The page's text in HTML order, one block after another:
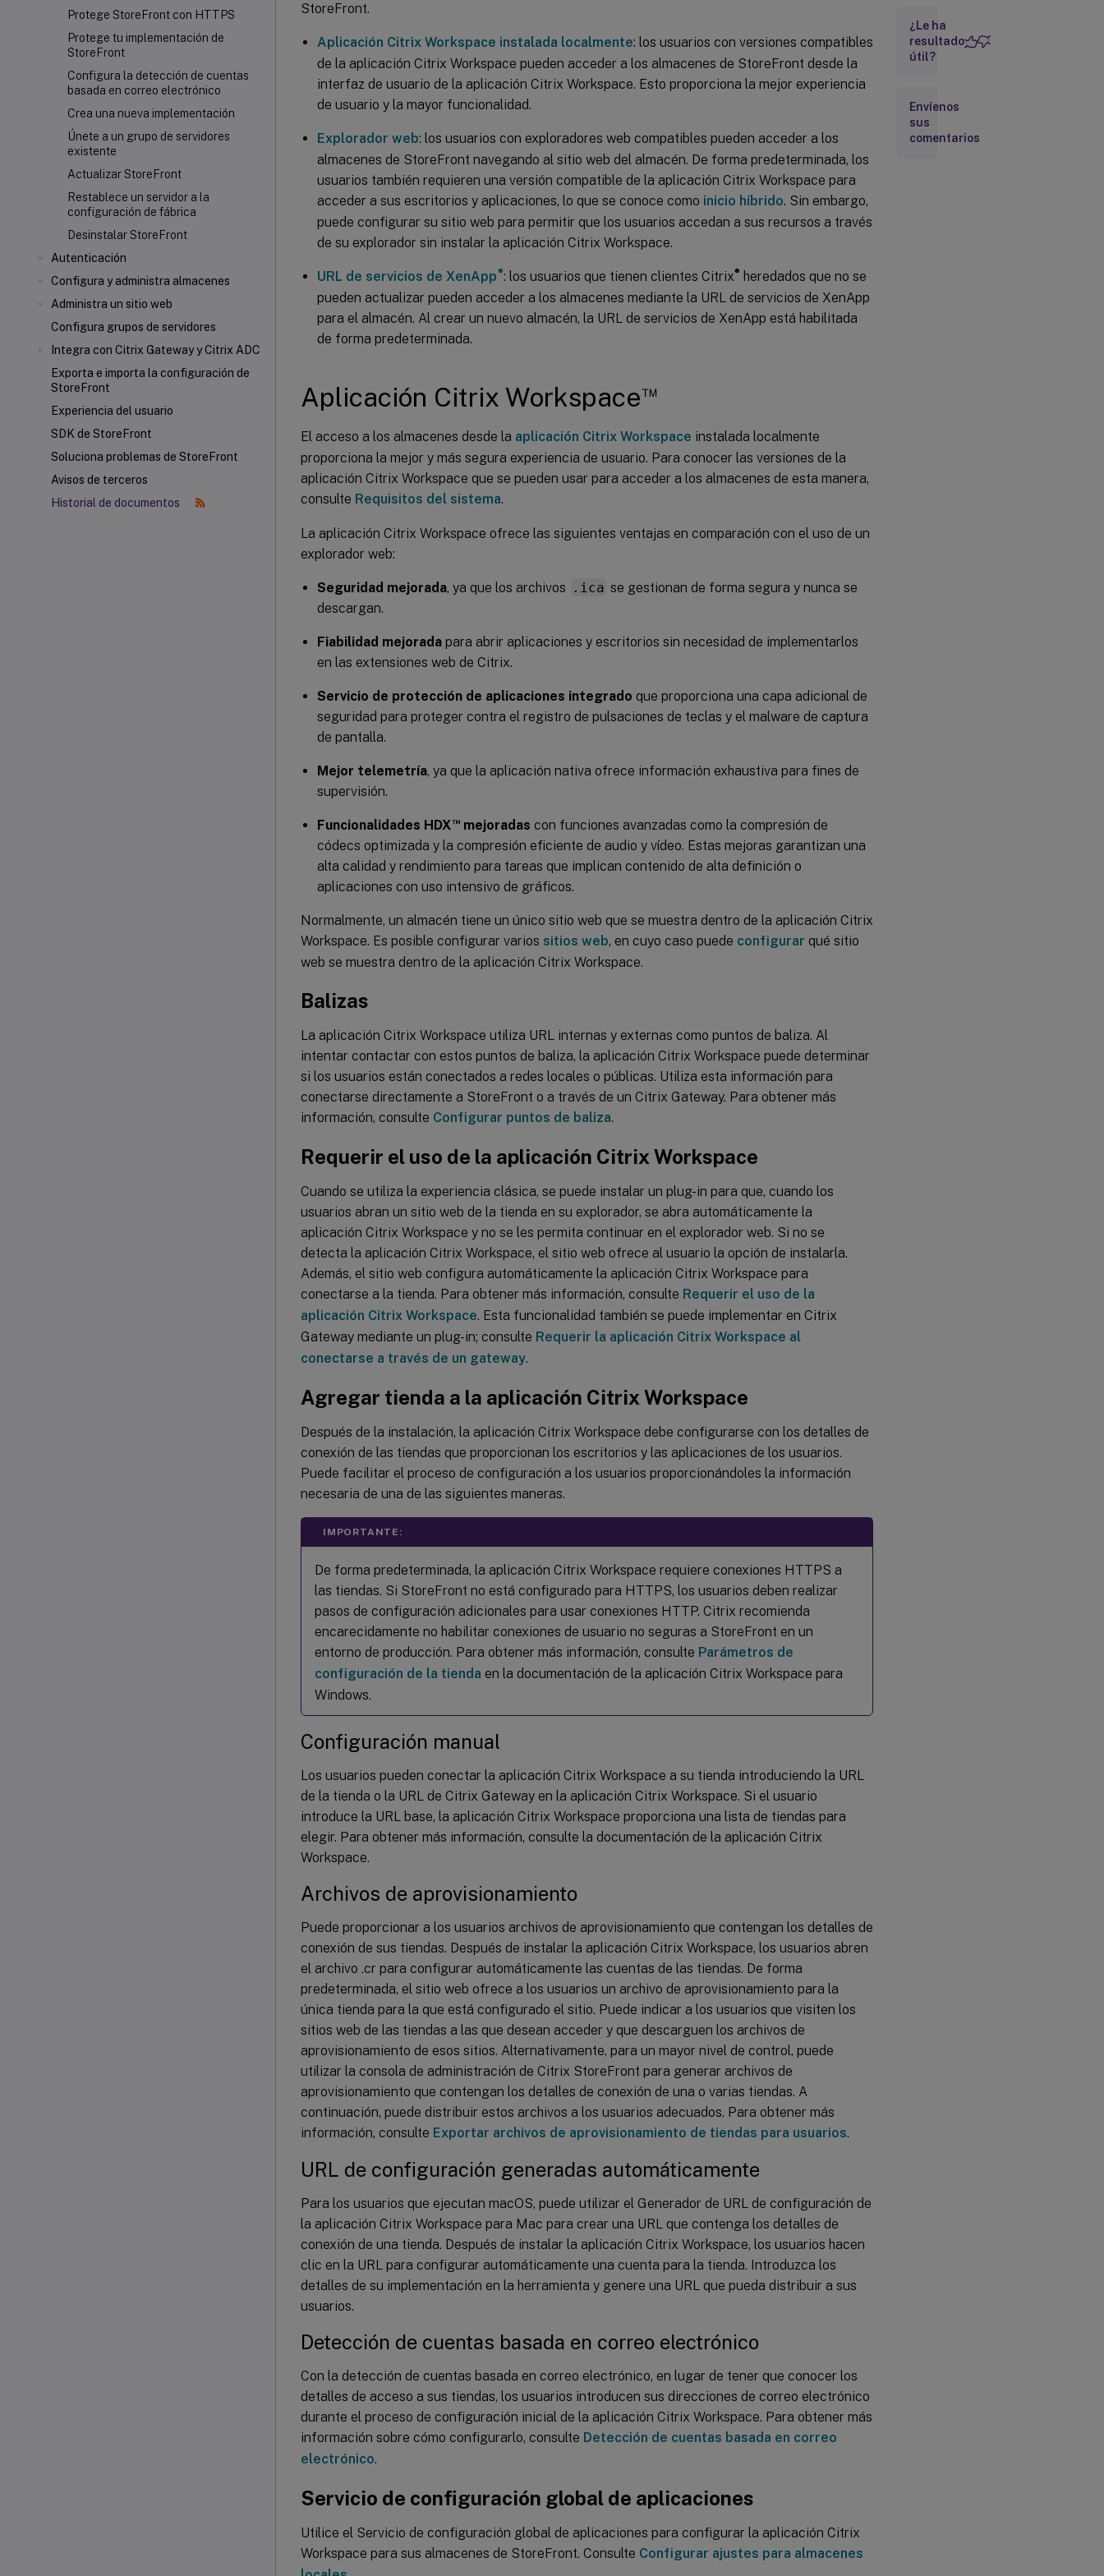
Protege StoreFront con HTTPS
Protege tu implementación de
StoreFront
Configura la detección de cuentas
basada en correo electrónico
Crea una nueva implementación
Únete a un grupo de servidores
existente
Actualizar StoreFront
Restablece un servidor a la
configuración de fábrica
Desinstalar StoreFront
Autenticación
Configura y administra almacenes
Administra un sitio web
Configura grupos de servidores
Integra con Citrix Gateway y Citrix ADC
Exporta e importa la configuración de
StoreFront
Experiencia del usuario
SDK de StoreFront
Soluciona problemas de StoreFront
Avisos de terceros
Historial de documentos
StoreFront.
Aplicación Citrix Workspace instalada localmente: los usuarios con versiones compatibles
de la aplicación Citrix Workspace pueden acceder a los almacenes de StoreFront desde la
interfaz de usuario de la aplicación Citrix Workspace. Esto proporciona la mejor experiencia
de usuario y la mayor funcionalidad.
Explorador web: los usuarios con exploradores web compatibles pueden acceder a los
almacenes de StoreFront navegando al sitio web del almacén. De forma predeterminada, los
usuarios también requieren una versión compatible de la aplicación Citrix Workspace para
acceder a sus escritorios y aplicaciones, lo que se conoce como inicio híbrido. Sin embargo,
puede configurar su sitio web para permitir que los usuarios accedan a sus recursos a través
de su explorador sin instalar la aplicación Citrix Workspace.
URL de servicios de XenApp®: los usuarios que tienen clientes Citrix® heredados que no se
pueden actualizar pueden acceder a los almacenes mediante la URL de servicios de XenApp
para el almacén. Al crear un nuevo almacén, la URL de servicios de XenApp está habilitada
de forma predeterminada.
Aplicación Citrix Workspace™
El acceso a los almacenes desde la aplicación Citrix Workspace instalada localmente
proporciona la mejor y más segura experiencia de usuario. Para conocer las versiones de la
aplicación Citrix Workspace que se pueden usar para acceder a los almacenes de esta manera,
consulte Requisitos del sistema.
La aplicación Citrix Workspace ofrece las siguientes ventajas en comparación con el uso de un
explorador web:
Seguridad mejorada, ya que los archivos .ica se gestionan de forma segura y nunca se
descargan.
Fiabilidad mejorada para abrir aplicaciones y escritorios sin necesidad de implementarlos
en las extensiones web de Citrix.
Servicio de protección de aplicaciones integrado que proporciona una capa adicional de
seguridad para proteger contra el registro de pulsaciones de teclas y el malware de captura
de pantalla.
Mejor telemetría, ya que la aplicación nativa ofrece información exhaustiva para fines de
supervisión.
Funcionalidades HDX™mejoradas con funciones avanzadas como la compresión de
códecs optimizada y la compresión eficiente de audio y vídeo. Estas mejoras garantizan una
alta calidad y rendimiento para tareas que implican contenido de alta definición o
aplicaciones con uso intensivo de gráficos.
Normalmente, un almacén tiene un único sitio web que se muestra dentro de la aplicación Citrix
Workspace. Es posible configurar varios sitios web, en cuyo caso puede configurar qué sitio
web se muestra dentro de la aplicación Citrix Workspace.
Balizas
La aplicación Citrix Workspace utiliza URL internas y externas como puntos de baliza. Al
intentar contactar con estos puntos de baliza, la aplicación Citrix Workspace puede determinar
si los usuarios están conectados a redes locales o públicas. Utiliza esta información para
conectarse directamente a StoreFront o a través de un Citrix Gateway. Para obtener más
información, consulte Configurar puntos de baliza.
Requerir el uso de la aplicación Citrix Workspace
Cuando se utiliza la experiencia clásica, se puede instalar un plug-in para que, cuando los
usuarios abran un sitio web de la tienda en su explorador, se abra automáticamente la
aplicación Citrix Workspace y no se les permita continuar en el explorador web. Si no se
detecta la aplicación Citrix Workspace, el sitio web ofrece al usuario la opción de instalarla.
Además, el sitio web configura automáticamente la aplicación Citrix Workspace para
conectarse a la tienda. Para obtener más información, consulte Requerir el uso de la
aplicación Citrix Workspace. Esta funcionalidad también se puede implementar en Citrix
Gateway mediante un plug-in; consulte Requerir la aplicación Citrix Workspace al
conectarse a través de un gateway.
Agregar tienda a la aplicación Citrix Workspace
Después de la instalación, la aplicación Citrix Workspace debe configurarse con los detalles de
conexión de las tiendas que proporcionan los escritorios y las aplicaciones de los usuarios.
Puede facilitar el proceso de configuración a los usuarios proporcionándoles la información
necesaria de una de las siguientes maneras.
IMPORTANTE:
De forma predeterminada, la aplicación Citrix Workspace requiere conexiones HTTPS a
las tiendas. Si StoreFront no está configurado para HTTPS, los usuarios deben realizar
pasos de configuración adicionales para usar conexiones HTTP. Citrix recomienda
encarecidamente no habilitar conexiones de usuario no seguras a StoreFront en un
entorno de producción. Para obtener más información, consulte Parámetros de
configuración de la tienda en la documentación de la aplicación Citrix Workspace para
Windows.
Configuración manual
Los usuarios pueden conectar la aplicación Citrix Workspace a su tienda introduciendo la URL
de la tienda o la URL de Citrix Gateway en la aplicación Citrix Workspace. Si el usuario
introduce la URL base, la aplicación Citrix Workspace proporciona una lista de tiendas para
elegir. Para obtener más información, consulte la documentación de la aplicación Citrix
Workspace.
Archivos de aprovisionamiento
Puede proporcionar a los usuarios archivos de aprovisionamiento que contengan los detalles de
conexión de sus tiendas. Después de instalar la aplicación Citrix Workspace, los usuarios abren
el archivo .cr para configurar automáticamente las cuentas de las tiendas. De forma
predeterminada, el sitio web ofrece a los usuarios un archivo de aprovisionamiento para la
única tienda para la que está configurado el sitio. Puede indicar a los usuarios que visiten los
sitios web de las tiendas a las que desean acceder y que descarguen los archivos de
aprovisionamiento de esos sitios. Alternativamente, para un mayor nivel de control, puede
utilizar la consola de administración de Citrix StoreFront para generar archivos de
aprovisionamiento que contengan los detalles de conexión de una o varias tiendas. A
continuación, puede distribuir estos archivos a los usuarios adecuados. Para obtener más
información, consulte Exportar archivos de aprovisionamiento de tiendas para usuarios.
URL de configuración generadas automáticamente
Para los usuarios que ejecutan macOS, puede utilizar el Generador de URL de configuración de
la aplicación Citrix Workspace para Mac para crear una URL que contenga los detalles de
conexión de una tienda. Después de instalar la aplicación Citrix Workspace, los usuarios hacen
clic en la URL para configurar automáticamente una cuenta para la tienda. Introduzca los
detalles de su implementación en la herramienta y genere una URL que pueda distribuir a sus
usuarios.
Detección de cuentas basada en correo electrónico
Con la detección de cuentas basada en correo electrónico, en lugar de tener que conocer los
detalles de acceso a sus tiendas, los usuarios introducen sus direcciones de correo electrónico
durante el proceso de configuración inicial de la aplicación Citrix Workspace. Para obtener más
información sobre cómo configurarlo, consulte Detección de cuentas basada en correo
electrónico.
Servicio de configuración global de aplicaciones
Utilice el Servicio de configuración global de aplicaciones para configurar la aplicación Citrix
Workspace para sus almacenes de StoreFront. Consulte Configurar ajustes para almacenes
Accesos
directos
a
URL de
servicios
de
¿Le ha
resultado
útil?
Envíenos
sus
comentarios